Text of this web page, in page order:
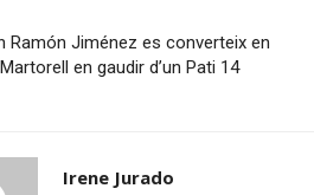
Ramón Jiménez es converteix en
en gaudir d’un Pati 14
Irene Jurado